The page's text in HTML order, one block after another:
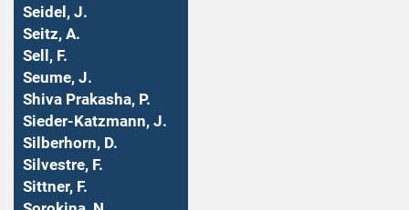
Seidel, J.
Seitz, A.
Sell, F.
Seume, J.
Shiva Prakasha, P.
Sieder-Katzmann, J.
Silberhorn, D.
Silvestre, F.
Sittner, F.